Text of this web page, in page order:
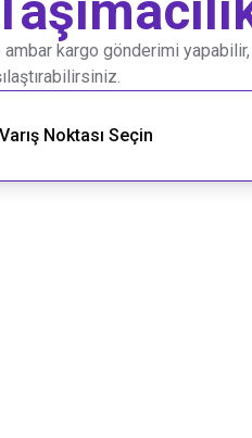
kargo gönderimi yapabilir,
Varış Noktası Seçin